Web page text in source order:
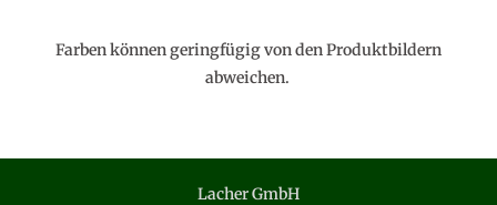
Farben können geringfügig von den Produktbildern
abweichen.
Lacher GmbH